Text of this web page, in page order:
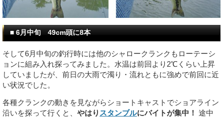
■ 6月中旬 49cm頭に8本
そして6月中旬の釣行時には他のシャロークランクもローテーシ
ョンに組み入れ探ってみました。水温は前回より2℃くらい上昇
していましたが、前日の大雨で濁り・流れともに強めで前回に近
い状況でした。
各種クランクの動きを見ながらショートキャストでショアライン
沿いを探って行くと、 やはり スタンブルにバイトが集中！
途中